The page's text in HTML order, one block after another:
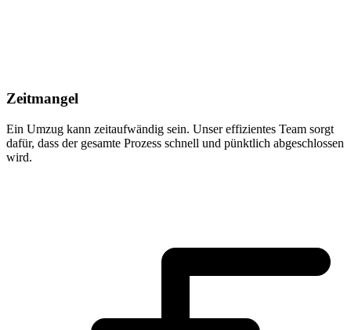
Zeitmangel
Ein Umzug kann zeitaufwändig sein. Unser effizientes Team sorgt
dafür, dass der gesamte Prozess schnell und pünktlich abgeschlossen
wird.